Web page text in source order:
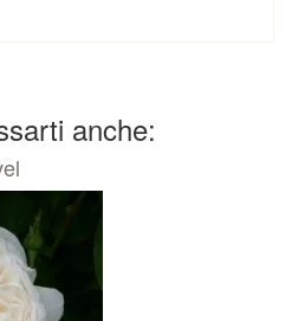
anche: